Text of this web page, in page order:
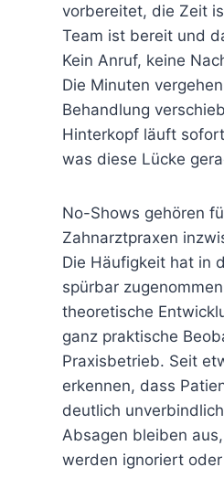
vorbereitet, die Zeit
Team ist bereit und
Kein Anruf, keine
Die Minuten
Behandlung
Hinterkopf läuft
was diese Lücke
No-Shows gehören
Zahnarztpraxen
Die Häufigkeit hat in
spürbar
theoretische
ganz praktische
Praxisbetrieb. Seit
erkennen, dass
deutlich
Absagen bleiben
werden ignoriert